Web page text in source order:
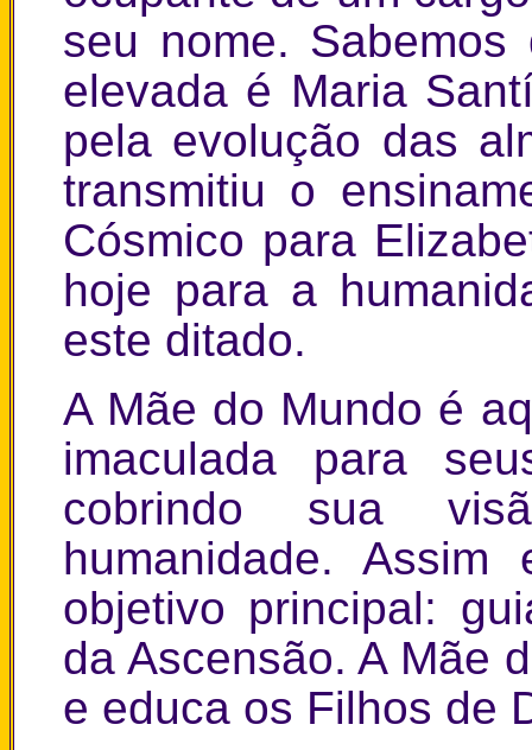
seu nome.
elevada é Maria
pela evolução das
transmitiu o
Cósmico para
hoje para a
este ditado.
A Mãe do Mundo é
imaculada para
cobrindo sua
humanidade.
objetivo principal:
da Ascensão. A Mãe
e educa os Filhos de